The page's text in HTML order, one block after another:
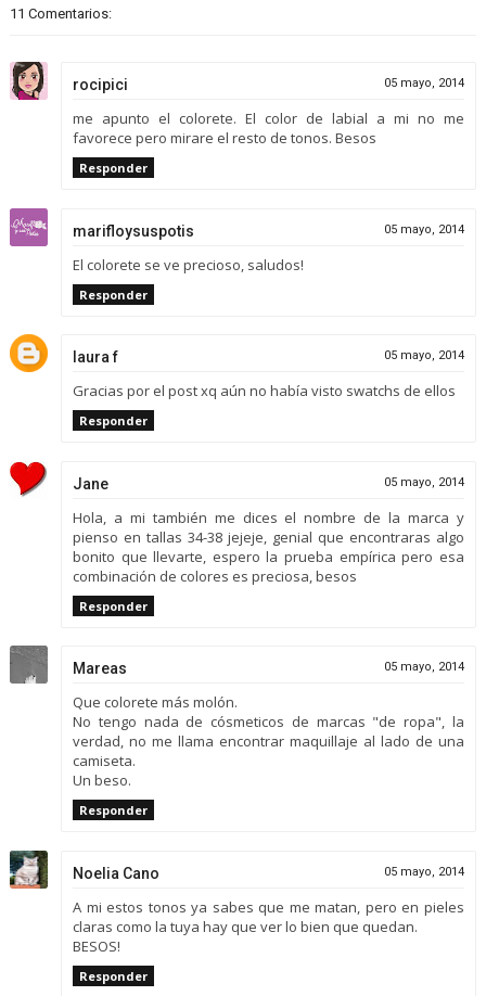
11 Comentarios:
rocipici 05 mayo, 2014
me apunto el colorete. El color de labial a mi no me
favorece pero mirare el resto de tonos. Besos
Responder
marifloysuspotis 05 mayo, 2014
El colorete se ve precioso, saludos!
Responder
laura f 05 mayo, 2014
Gracias por el post xq aún no había visto swatchs de ellos
Responder
Jane 05 mayo, 2014
Hola, a mi también me dices el nombre de la marca y
pienso en tallas 34-38 jejeje, genial que encontraras algo
bonito que llevarte, espero la prueba empírica pero esa
combinación de colores es preciosa, besos
Responder
Mareas 05 mayo, 2014
Que colorete más molón.
No tengo nada de cósmeticos de marcas "de ropa", la
verdad, no me llama encontrar maquillaje al lado de una
camiseta.
Un beso.
Responder
Noelia Cano 05 mayo, 2014
A mi estos tonos ya sabes que me matan, pero en pieles
claras como la tuya hay que ver lo bien que quedan.
BESOS!
Responder